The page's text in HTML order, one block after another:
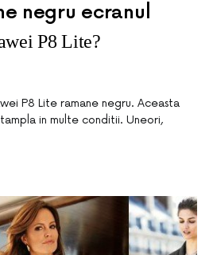
negru ecranul
P8 Lite?
P8 Lite ramane negru. Aceasta
in multe conditii. Uneori,